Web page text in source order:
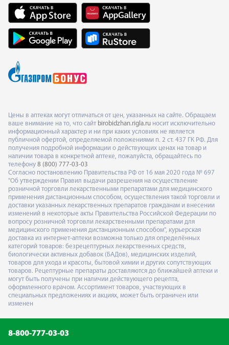
Цены в аптеках могут отличаться от цен, указанных на сайте. Обращаем
ваше внимание на то, что сайт birobidzhan.rigla.ru носит исключительно
информационный характер и ни при каких условиях не является
публичной офертой, определяемой положениями п. 2 ст. 437 ГК РФ. Для
получения подробной информации о действующих ценах на товар и
наличии товара в конкретной аптеке, пожалуйста, обращайтесь по
телефону 8 (800) 777-03-03
Согласно постановлению Правительства РФ от 16 мая 2020 года № 697
"Об утверждении Правил выдачи разрешения на осуществление
розничной торговли лекарственными препаратами для медицинского
применения дистанционным способом, осуществления такой торговли и
доставки указанных лекарственных препаратов гражданам и внесении
изменений в некоторые акты Правительства Российской Федерации по
вопросу розничной торговли лекарственными препаратами для
медицинского применения дистанционным способом", курьерская
доставка из интернет-аптеки возможна только для определённых
категорий товаров: безрецептурных лекарственных средств,
биологически активных добавок (БАДов), медицинских изделий,
товаров для ухода и красоты, бытовой химии и других сопутствующих
товаров. Рецептурные препараты доставляются до ближайшей аптеки и
могут быть получены при наличии действующего рецепта,
оформленного врачом. Ассортимент товаров, участвующих в
специальных предложениях и акциях, может быть ограничен или
изменен
8-800-777-03-03